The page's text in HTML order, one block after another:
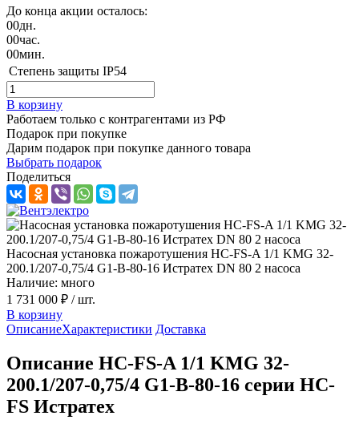
До конца акции осталось:
00дн.
00час.
00мин.
Степень защиты IP54
В корзину
Работаем только с контрагентами из РФ
Подарок при покупке
Дарим подарок при покупке данного товара
Выбрать подарок
Поделиться
Насосная установка пожаротушения HC-FS-A 1/1 KMG 32-
200.1/207-0,75/4 G1-B-80-16 Истратех DN 80 2 насоса
Наличие: много
1 731 000 ₽ / шт.
В корзину
ОписаниеХарактеристики Доставка
Описание HC-FS-A 1/1 KMG 32-
200.1/207-0,75/4 G1-B-80-16 серии HC-
FS Истратех